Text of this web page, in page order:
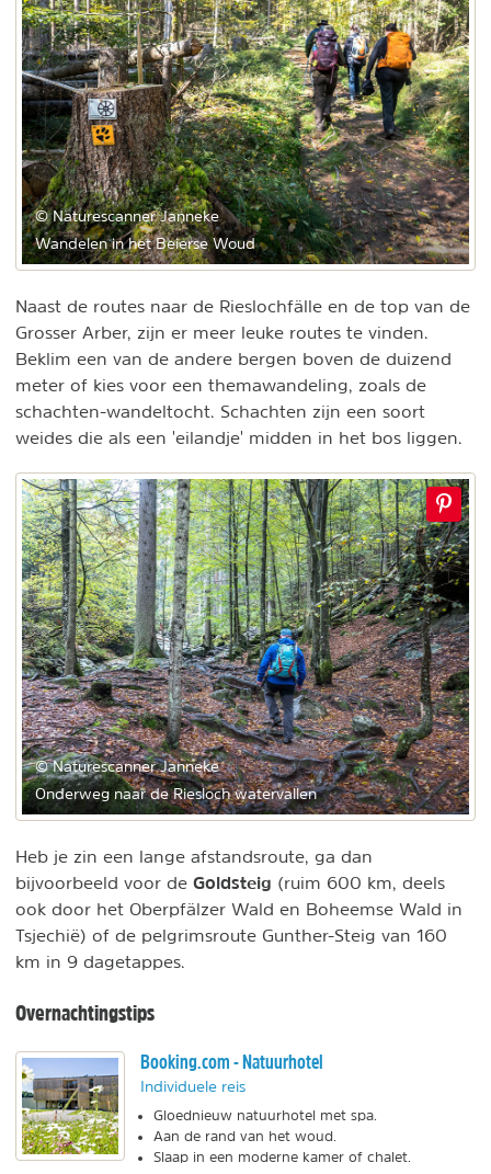
© Naturescanner Janneke
Wandelen in het Beierse Woud
Naast de routes naar de Rieslochfälle en de top van de
Grosser Arber, zijn er meer leuke routes te vinden.
Beklim een van de andere bergen boven de duizend
meter of kies voor een themawandeling, zoals de
schachten-wandeltocht. Schachten zijn een soort
weides die als een 'eilandje' midden in het bos liggen.
© Naturescanner Janneke
Onderweg naar de Riesloch watervallen
Heb je zin een lange afstandsroute, ga dan
bijvoorbeeld voor de Goldsteig (ruim 600 km, deels
ook door het Oberpfälzer Wald en Boheemse Wald in
Tsjechië) of de pelgrimsroute Gunther-Steig van 160
km in 9 dagetappes.
Overnachtingstips
Booking.com - Natuurhotel
Individuele reis
Gloednieuw natuurhotel met spa.
Aan de rand van het woud.
Slaap in een moderne kamer of chalet.